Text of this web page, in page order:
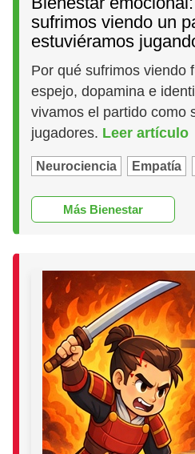
sufrimos viendo un
estuviéramos
Por qué sufrimos viendo
espejo, dopamina e
vivamos el partido como
jugadores. Leer artículo
Neurociencia Empatía
Más Bienestar